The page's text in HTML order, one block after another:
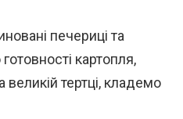
печериці та
картопля,
тертці, кладемо